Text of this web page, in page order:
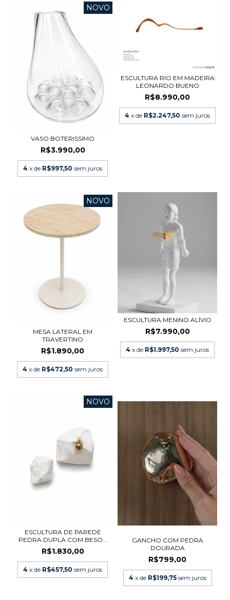
NOVO
VASO BOTERISSIMO
R$3.990,00
4 x de R$997,50 sem juros
ESCULTURA RIO EM MADEIRA
LEONARDO BUENO
R$8.990,00
4 x de R$2.247,50 sem juros
NOVO
MESA LATERAL EM
TRAVERTINO
R$1.890,00
4 x de R$472,50 sem juros
ESCULTURA MENINO ALÍVIO
R$7.990,00
4 x de R$1.997,50 sem juros
NOVO
ESCULTURA DE PAREDE
PEDRA DUPLA COM BESO...
R$1.830,00
4 x de R$457,50 sem juros
GANCHO COM PEDRA
DOURADA
R$799,00
4 x de R$199,75 sem juros